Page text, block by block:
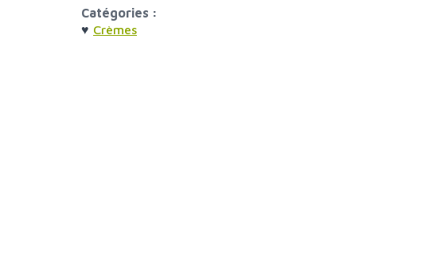
Catégories :
♥ Crèmes